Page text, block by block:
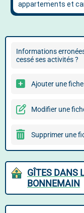
Informations
cessé ses activités ?
Ajouter une
Modifier une
Supprimer une
GÎTES DANS
BONNEMAIN